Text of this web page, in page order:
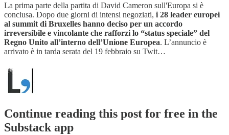
La prima parte della partita di David Cameron sull'Europa si è
conclusa. Dopo due giorni di intensi negoziati, i 28 leader europei
al summit di Bruxelles hanno deciso per un accordo
irreversibile e vincolante che rafforzi lo “status speciale” del
Regno Unito all’interno dell’Unione Europea. L’annuncio è
arrivato è in tarda serata del 19 febbraio su Twit…
Continue reading this post for free in the
Substack app